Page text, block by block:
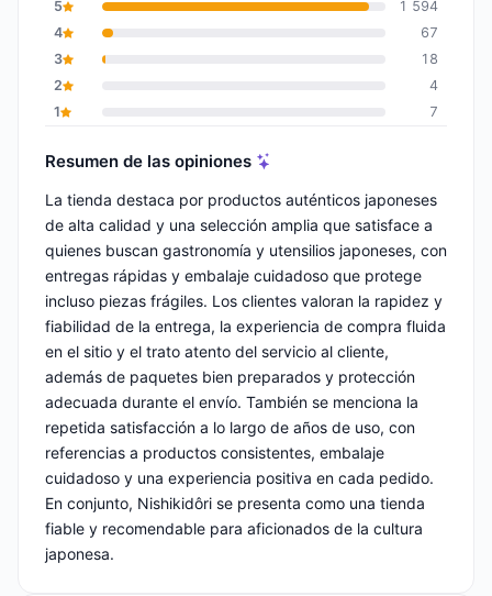
5
1 594
4
67
3
18
2
4
1
7
Resumen de las opiniones
La tienda destaca por productos auténticos japoneses
de alta calidad y una selección amplia que satisface a
quienes buscan gastronomía y utensilios japoneses, con
entregas rápidas y embalaje cuidadoso que protege
incluso piezas frágiles. Los clientes valoran la rapidez y
fiabilidad de la entrega, la experiencia de compra fluida
en el sitio y el trato atento del servicio al cliente,
además de paquetes bien preparados y protección
adecuada durante el envío. También se menciona la
repetida satisfacción a lo largo de años de uso, con
referencias a productos consistentes, embalaje
cuidadoso y una experiencia positiva en cada pedido.
En conjunto, Nishikidôri se presenta como una tienda
fiable y recomendable para aficionados de la cultura
japonesa.